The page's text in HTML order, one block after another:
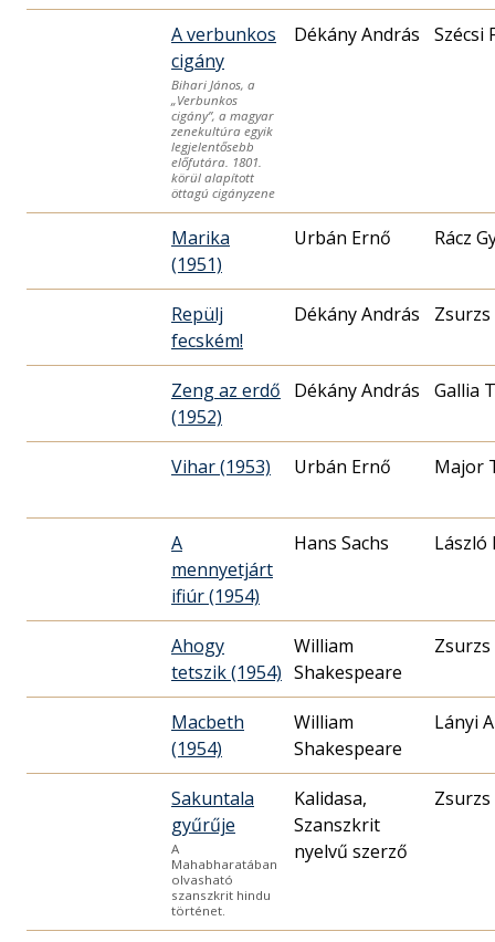
A verbunkos
cigány
Bihari János, a
„Verbunkos
cigány”, a magyar
zenekultúra egyik
legjelentősebb
előfutára. 1801.
körül alapított
öttagú cigányzene
Dékány András Szécsi
Marika
(1951)
Urbán Ernő Rácz
Repülj
fecském!
Dékány András Zsurzs
Zeng az erdő
(1952)
Dékány András Gallia
Vihar (1953) Urbán Ernő Major
A
mennyetjárt
ifiúr (1954)
Hans Sachs László
Ahogy
tetszik (1954)
William
Shakespeare
Zsurzs
Macbeth
(1954)
William
Shakespeare
Lányi
Sakuntala
gyűrűje
A
Mahabharatában
olvasható
szanszkrit hindu
történet.
Kalidasa,
Szanszkrit
nyelvű szerző
Zsurzs